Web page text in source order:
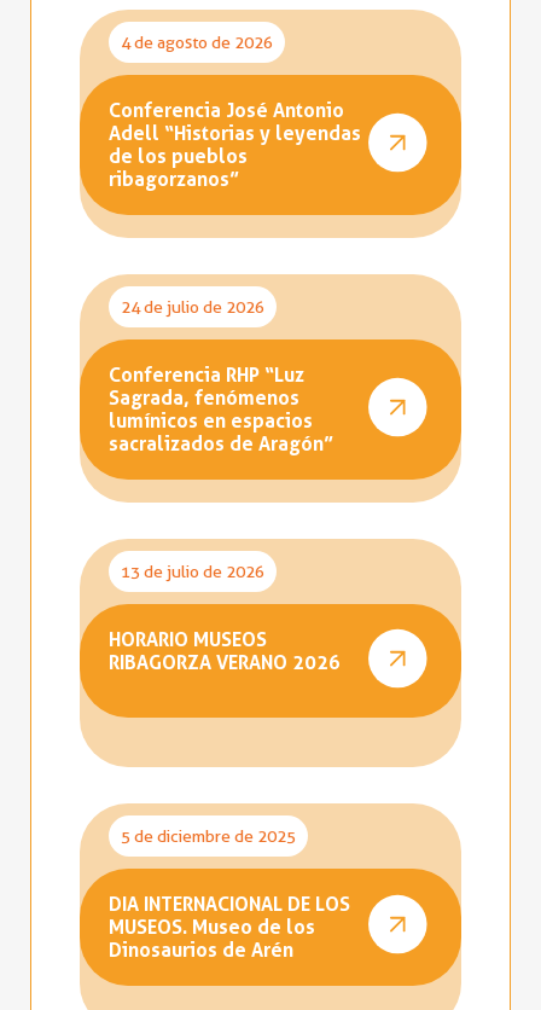
4 de agosto de 2026
Conferencia José Antonio
Adell “Historias y leyendas
de los pueblos
ribagorzanos”
24 de julio de 2026
Conferencia RHP “Luz
Sagrada, fenómenos
lumínicos en espacios
sacralizados de Aragón”
13 de julio de 2026
HORARIO MUSEOS
RIBAGORZA VERANO 2026
5 de diciembre de 2025
DIA INTERNACIONAL DE LOS
MUSEOS. Museo de los
Dinosaurios de Arén